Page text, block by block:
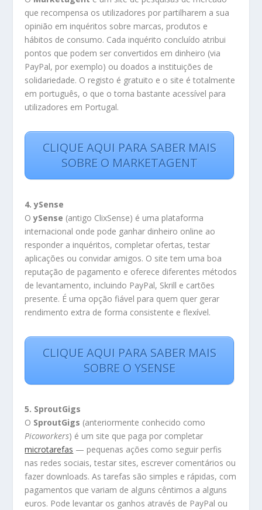
que recompensa os utilizadores por partilharem a sua
opinião em inquéritos sobre marcas, produtos e
hábitos de consumo. Cada inquérito concluído atribui
pontos que podem ser convertidos em dinheiro (via
PayPal, por exemplo) ou doados a instituições de
solidariedade. O registo é gratuito e o site é totalmente
em português, o que o torna bastante acessível para
utilizadores em Portugal.
CLIQUE AQUI PARA SABER MAIS
SOBRE O MARKETAGENT
4. ySense
OySense (antigo ClixSense) é uma plataforma
internacional onde pode ganhar dinheiro online ao
responder a inquéritos, completar ofertas, testar
aplicações ou convidar amigos. O site tem uma boa
reputação de pagamento e oferece diferentes métodos
de levantamento, incluindo PayPal, Skrill e cartões
presente. É uma opção fiável para quem quer gerar
rendimento extra de forma consistente e flexível.
CLIQUE AQUI PARA SABER MAIS
SOBRE O YSENSE
5. SproutGigs
O SproutGigs (anteriormente conhecido como
Picoworkers) é um site que paga por completar
microtarefas — pequenas ações como seguir perfis
nas redes sociais, testar sites, escrever comentários ou
fazer downloads. As tarefas são simples e rápidas, com
pagamentos que variam de alguns cêntimos a alguns
euros. Pode levantar os ganhos através de PayPal ou